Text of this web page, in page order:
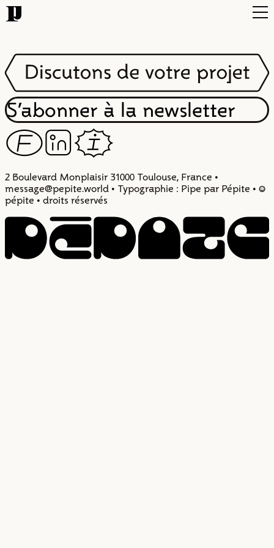
Typo
Infos
Contact
S’abonner à la newsletter
FZI
2 Boulevard Monplaisir 31000 Toulouse, France •
message@pepite.world • Typographie : Pipe par Pépite • :)
pépite • droits réservés